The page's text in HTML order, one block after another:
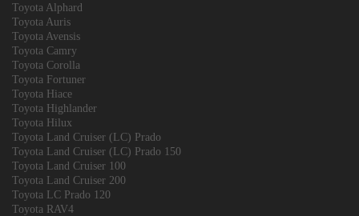
Toyota Alphard
Toyota Auris
Toyota Avensis
Toyota Camry
Toyota Corolla
Toyota Fortuner
Toyota Hiace
Toyota Highlander
Toyota Hilux
Toyota Land Cruiser (LC) Prado
Toyota Land Cruiser (LC) Prado 150
Toyota Land Cruiser 100
Toyota Land Cruiser 200
Toyota LC Prado 120
Toyota RAV4